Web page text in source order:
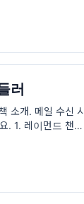
러
소개. 메일 수신 시
. 1. 레이먼드 챈들